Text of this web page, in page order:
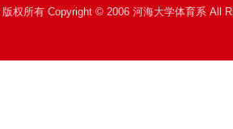
版权所有 Copyright © 2006 河海大学体育系 All